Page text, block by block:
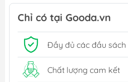
Chỉ có tại Gooda.vn
Đầy đủ các đầu sách
Chất lượng cam kết